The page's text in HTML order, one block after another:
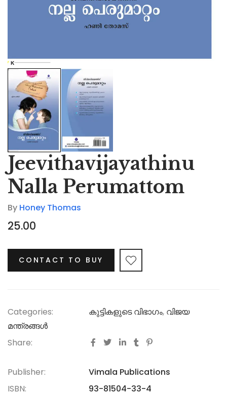
Jeevithavijayathinu
Nalla Perumattom
By Honey Thomas
25.00
CONTACT TO BUY
Categories: കുട്ടികളുടെ വിഭാഗം, വിജയ
മന്ത്രങ്ങൾ
Share:
Publisher:
Vimala Publications
ISBN:
93-81504-33-4